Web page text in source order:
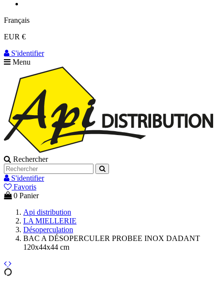
Français
EUR €
S'identifier
Menu
Rechercher
S'identifier
Favoris
0 Panier
Api distribution
LA MIELLERIE
Désoperculation
BAC A DÉSOPERCULER PROBEE INOX DADANT
120x44x44 cm